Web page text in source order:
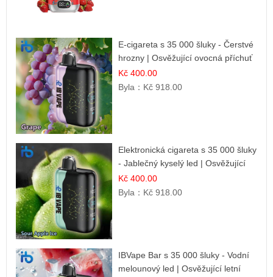
E-cigareta s 35 000 šluky - Čerstvé
hrozny | Osvěžující ovocná příchuť
Kč 400.00
Byla： Kč 918.00
Elektronická cigareta s 35 000 šluky
- Jablečný kyselý led | Osvěžující
kyselá jablka
Kč 400.00
Byla： Kč 918.00
IBVape Bar s 35 000 šluky - Vodní
melounový led | Osvěžující letní